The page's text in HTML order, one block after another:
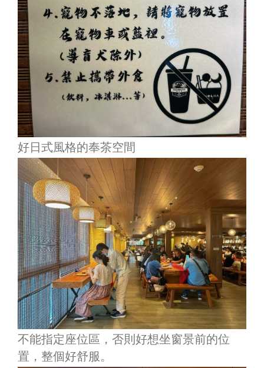
好日式風格的奉茶空間
不能指定座位區，否則好想坐窗景前的位
置，整個好舒服。